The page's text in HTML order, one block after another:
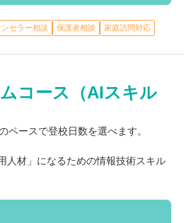
ンセラー相談 保護者相談 家庭訪問対応
コース（AIスキル
ペースで登校日数を選べます。
人材」になるための情報技術スキル